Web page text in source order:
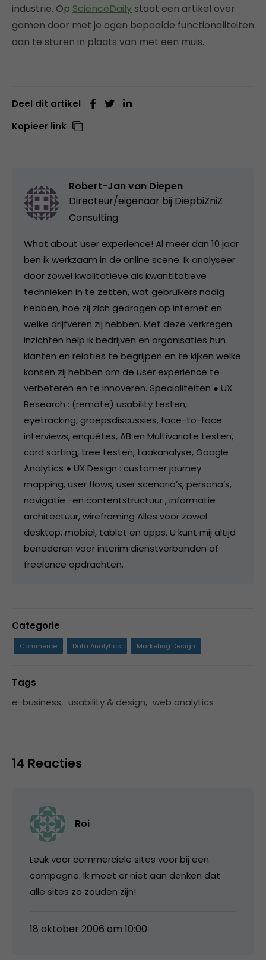
industrie. Op ScienceDailystaat een artikel over
gamen door met je ogen bepaalde functionaliteiten
aan te sturen in plaats van met een muis.
Deel dit artikel
Kopieer link
Robert-Jan van Diepen
Directeur/eigenaar bij DiepbiZniZ
Consulting
What about user experience! Al meer dan 10 jaar
ben ik werkzaam in de online scene. Ik analyseer
door zowel kwalitatieve als kwantitatieve
technieken in te zetten, wat gebruikers nodig
hebben, hoe zij zich gedragen op internet en
welke drijfveren zij hebben. Met deze verkregen
inzichten help ik bedrijven en organisaties hun
klanten en relaties te begrijpen en te kijken welke
kansen zij hebben om de user experience te
verbeteren en te innoveren. Specialiteiten ● UX
Research : (remote) usability testen,
eyetracking, groepsdiscussies, face-to-face
interviews, enquêtes, AB en Multivariate testen,
card sorting, tree testen, taakanalyse, Google
Analytics ● UX Design : customer journey
mapping, user flows, user scenario’s, persona’s,
navigatie -en contentstructuur , informatie
architectuur, wireframing Alles voor zowel
desktop, mobiel, tablet en apps. U kunt mij altijd
benaderen voor interim dienstverbanden of
freelance opdrachten.
Categorie
Commerce Data Analytics Marketing Design
Tags
e-business, usability & design, web analytics
14 Reacties
Roi
Leuk voor commerciele sites voor bij een
campagne. Ik moet er niet aan denken dat
alle sites zo zouden zijn!
18 oktober 2006 om 10:00